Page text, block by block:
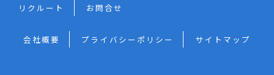
リクルート
お問合せ
会社概要 プライバシーポリシー サイトマップ